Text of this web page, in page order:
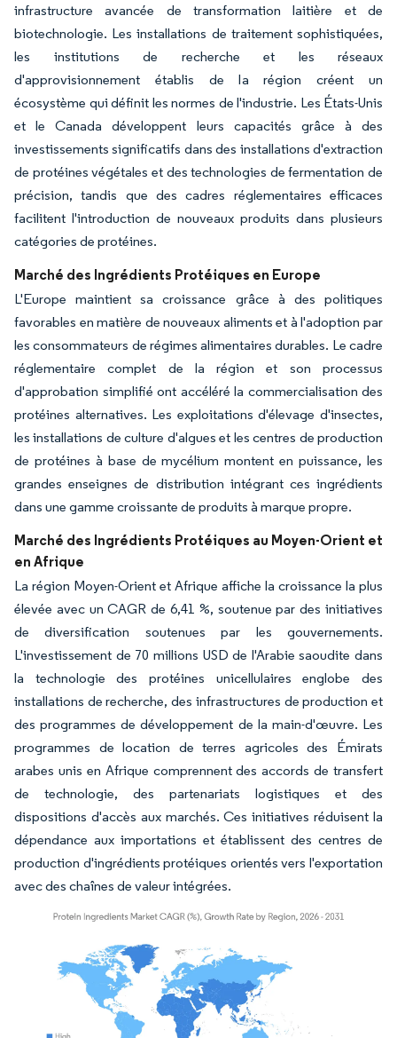
infrastructure avancée de transformation laitière et de
biotechnologie. Les installations de traitement sophistiquées,
les institutions de recherche et les réseaux
d'approvisionnement établis de la région créent un
écosystème qui définit les normes de l'industrie. Les États-Unis
et le Canada développent leurs capacités grâce à des
investissements significatifs dans des installations d'extraction
de protéines végétales et des technologies de fermentation de
précision, tandis que des cadres réglementaires efficaces
facilitent l'introduction de nouveaux produits dans plusieurs
catégories de protéines.
Marché des Ingrédients Protéiques en Europe
L'Europe maintient sa croissance grâce à des politiques
favorables en matière de nouveaux aliments et à l'adoption par
les consommateurs de régimes alimentaires durables. Le cadre
réglementaire complet de la région et son processus
d'approbation simplifié ont accéléré la commercialisation des
protéines alternatives. Les exploitations d'élevage d'insectes,
les installations de culture d'algues et les centres de production
de protéines à base de mycélium montent en puissance, les
grandes enseignes de distribution intégrant ces ingrédients
dans une gamme croissante de produits à marque propre.
Marché des Ingrédients Protéiques au Moyen-Orient et
en Afrique
La région Moyen-Orient et Afrique affiche la croissance la plus
élevée avec un CAGR de 6,41 %, soutenue par des initiatives
de diversification soutenues par les gouvernements.
L'investissement de 70 millions USD de l'Arabie saoudite dans
la technologie des protéines unicellulaires englobe des
installations de recherche, des infrastructures de production et
des programmes de développement de la main-d'œuvre. Les
programmes de location de terres agricoles des Émirats
arabes unis en Afrique comprennent des accords de transfert
de technologie, des partenariats logistiques et des
dispositions d'accès aux marchés. Ces initiatives réduisent la
dépendance aux importations et établissent des centres de
production d'ingrédients protéiques orientés vers l'exportation
avec des chaînes de valeur intégrées.